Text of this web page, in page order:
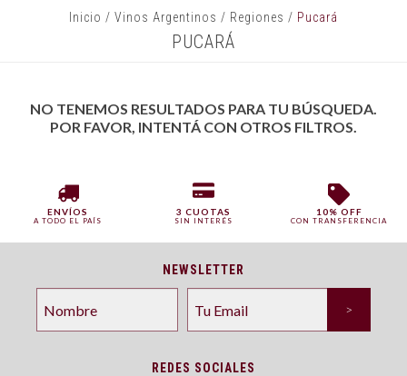
Inicio / Vinos Argentinos / Regiones / Pucará
PUCARÁ
NO TENEMOS RESULTADOS PARA TU BÚSQUEDA.
POR FAVOR, INTENTÁ CON OTROS FILTROS.
ENVÍOS
A TODO EL PAÍS
3 CUOTAS
SIN INTERÉS
10% OFF
CON TRANSFERENCIA
NEWSLETTER
REDES SOCIALES